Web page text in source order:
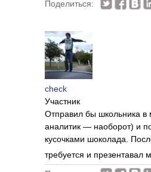
Поделиться:
check
Участник
Отправил бы школьника в
аналитик — наоборот) и
кусочками шоколада.
требуется и презентавал